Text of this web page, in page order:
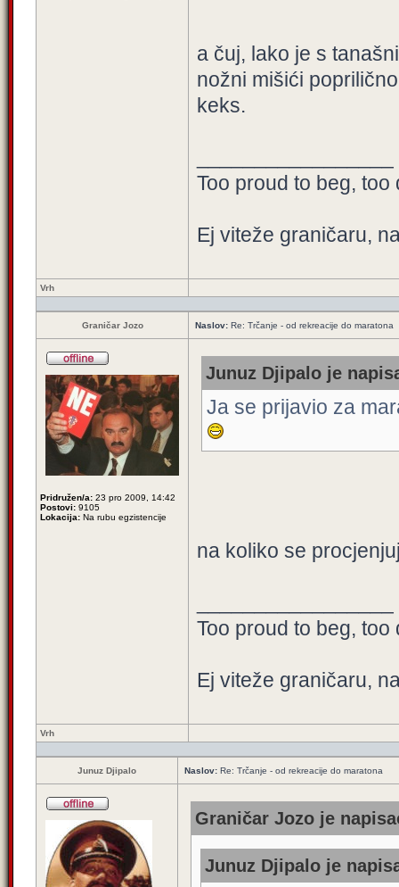
a čuj, lako je s
nožni mišići
keks.
Too proud to beg,
Ej viteže graničaru,
Vrh
Graničar Jozo Naslov: Re: Trčanje - od rekreacije do maratona
Pridružen/a: 23 pro 2009, 14:42
Postovi: 9105
Lokacija: Na rubu egzistencije
Junuz Djipalo je
Ja se prijavio za
na koliko se
Too proud to beg,
Ej viteže graničaru,
Vrh
Junuz Djipalo Naslov: Re: Trčanje - od rekreacije do maratona
Graničar Jozo je
Junuz Djipalo je